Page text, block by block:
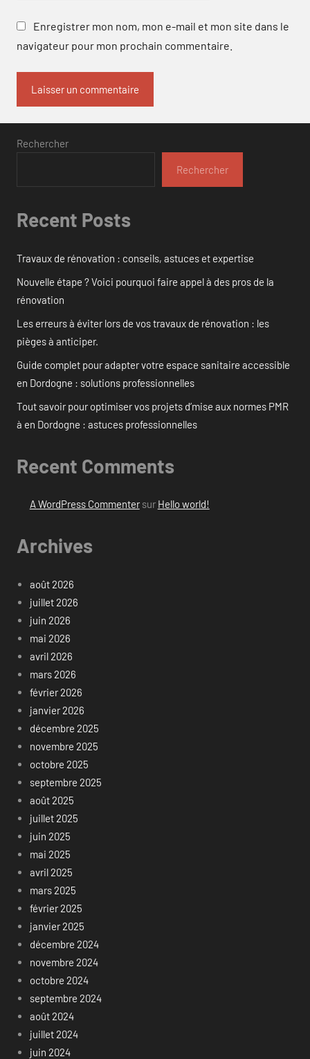
Enregistrer mon nom, mon e-mail et mon site dans le
navigateur pour mon prochain commentaire.
Rechercher
Rechercher
Recent Posts
Travaux de rénovation : conseils, astuces et expertise
Nouvelle étape ? Voici pourquoi faire appel à des pros de la
rénovation
Les erreurs à éviter lors de vos travaux de rénovation : les
pièges à anticiper.
Guide complet pour adapter votre espace sanitaire accessible
en Dordogne : solutions professionnelles
Tout savoir pour optimiser vos projets d’mise aux normes PMR
à en Dordogne : astuces professionnelles
Recent Comments
A WordPress Commentersur Hello world!
Archives
août 2026
juillet 2026
juin 2026
mai 2026
avril 2026
mars 2026
février 2026
janvier 2026
décembre 2025
novembre 2025
octobre 2025
septembre 2025
août 2025
juillet 2025
juin 2025
mai 2025
avril 2025
mars 2025
février 2025
janvier 2025
décembre 2024
novembre 2024
octobre 2024
septembre 2024
août 2024
juillet 2024
juin 2024